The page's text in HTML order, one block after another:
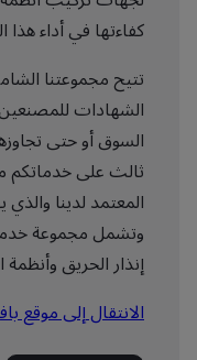
كفاءتها في أداء هذا
تتيح مجموعتنا
الشهادات للمصنعين
السوق أو حتى
ثالث على خدماتكم
المعتمد لدينا
وتشمل مجموعة
إنذار الحريق
الانتقال إلى موقع